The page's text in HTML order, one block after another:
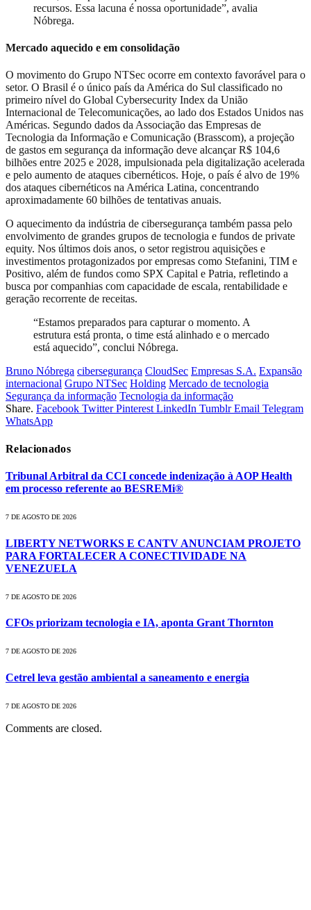
recursos. Essa lacuna é nossa oportunidade”, avalia
Nóbrega.
Mercado aquecido e em consolidação
O movimento do Grupo NTSec ocorre em contexto favorável para o
setor. O Brasil é o único país da América do Sul classificado no
primeiro nível do Global Cybersecurity Index da União
Internacional de Telecomunicações, ao lado dos Estados Unidos nas
Américas. Segundo dados da Associação das Empresas de
Tecnologia da Informação e Comunicação (Brasscom), a projeção
de gastos em segurança da informação deve alcançar R$ 104,6
bilhões entre 2025 e 2028, impulsionada pela digitalização acelerada
e pelo aumento de ataques cibernéticos. Hoje, o país é alvo de 19%
dos ataques cibernéticos na América Latina, concentrando
aproximadamente 60 bilhões de tentativas anuais.
O aquecimento da indústria de cibersegurança também passa pelo
envolvimento de grandes grupos de tecnologia e fundos de private
equity. Nos últimos dois anos, o setor registrou aquisições e
investimentos protagonizados por empresas como Stefanini, TIM e
Positivo, além de fundos como SPX Capital e Patria, refletindo a
busca por companhias com capacidade de escala, rentabilidade e
geração recorrente de receitas.
“Estamos preparados para capturar o momento. A
estrutura está pronta, o time está alinhado e o mercado
está aquecido”, conclui Nóbrega.
Bruno Nóbrega cibersegurança CloudSec Empresas S.A. Expansão
internacional Grupo NTSec Holding Mercado de tecnologia
Segurança da informação Tecnologia da informação
Share. Facebook Twitter Pinterest LinkedIn Tumblr Email Telegram
WhatsApp
Relacionados
Tribunal Arbitral da CCI concede indenização à AOP Health
em processo referente ao BESREMi®
7 DE AGOSTO DE 2026
LIBERTY NETWORKS E CANTV ANUNCIAM PROJETO
PARA FORTALECER A CONECTIVIDADE NA
VENEZUELA
7 DE AGOSTO DE 2026
CFOs priorizam tecnologia e IA, aponta Grant Thornton
7 DE AGOSTO DE 2026
Cetrel leva gestão ambiental a saneamento e energia
7 DE AGOSTO DE 2026
Comments are closed.